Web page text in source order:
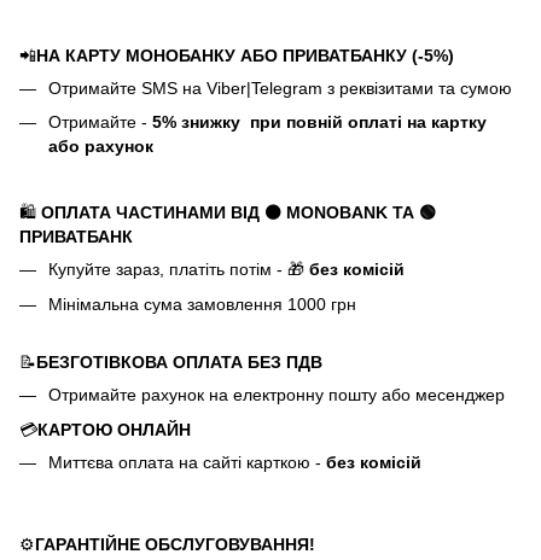
📲НА КАРТУ МОНОБАНКУ АБО ПРИВАТБАНКУ (-5%)
Отримайте SMS на Viber|Telegram з реквізитами та сумою
Отримайте - 5% знижку при повній оплаті на картку
або рахунок
🛍️ ОПЛАТА ЧАСТИНАМИ ВІД ⚫ MONOBANK ТА 🟢
ПРИВАТБАНК
Купуйте зараз, платіть потім - 🎁 без комісій
Мінімальна сума замовлення 1000 грн
📝БЕЗГОТІВКОВА ОПЛАТА БЕЗ ПДВ
Отримайте рахунок на електронну пошту або месенджер
💳КАРТОЮ ОНЛАЙН
Миттєва оплата на сайті карткою - без комісій
⚙️ГАРАНТІЙНЕ ОБСЛУГОВУВАННЯ!